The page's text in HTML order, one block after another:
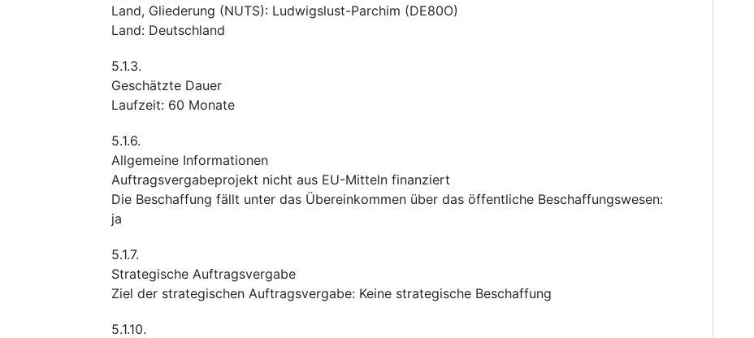
Land, Gliederung (NUTS): Ludwigslust-Parchim (DE80O)
Land: Deutschland
5.1.3.
Geschätzte Dauer
Laufzeit: 60 Monate
5.1.6.
Allgemeine Informationen
Auftragsvergabeprojekt nicht aus EU-Mitteln finanziert
Die Beschaffung fällt unter das Übereinkommen über das öffentliche Beschaffungswesen:
ja
5.1.7.
Strategische Auftragsvergabe
Ziel der strategischen Auftragsvergabe: Keine strategische Beschaffung
5.1.10.